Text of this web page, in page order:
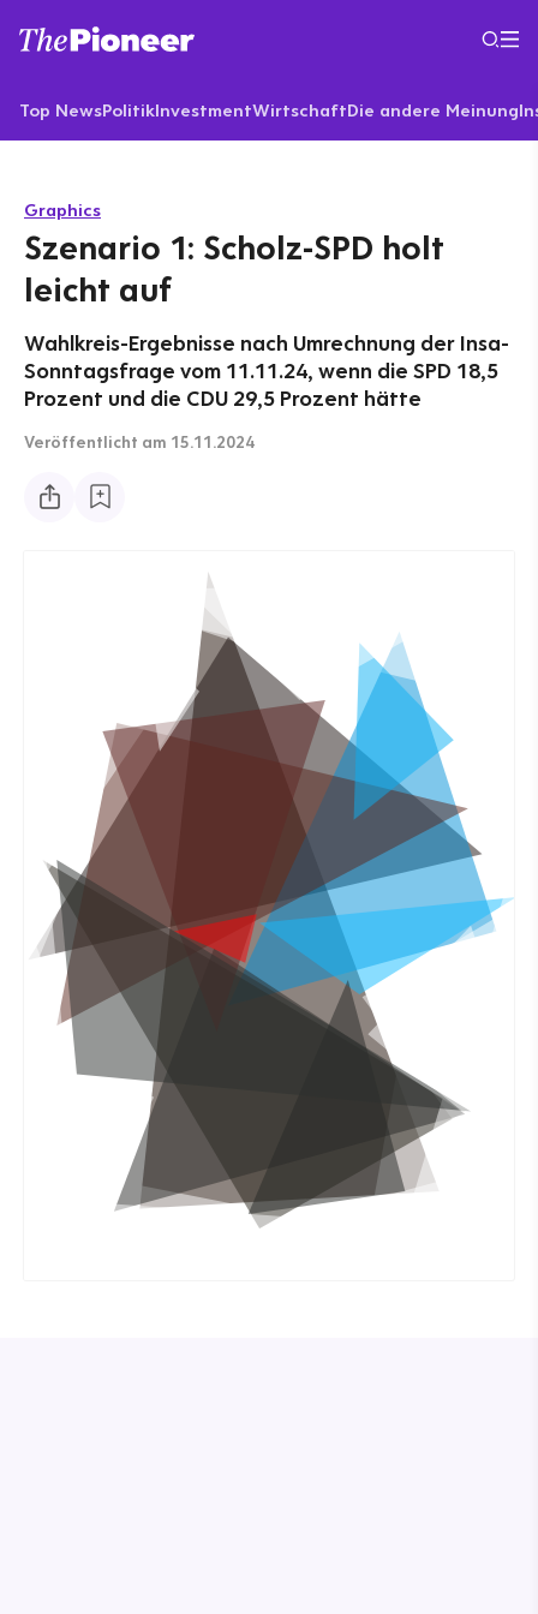
Top NewsPolitikInvestmentWirtschaftDie andere Meinung
Graphics
Szenario 1: Scholz-SPD holt
leicht auf
Wahlkreis-Ergebnisse nach Umrechnung der Insa-
Sonntagsfrage vom 11.11.24, wenn die SPD 18,5
Prozent und die CDU 29,5 Prozent hätte
Veröffentlicht am 15.11.2024